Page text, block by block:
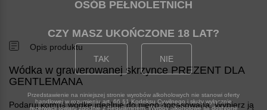
OSÓB PEŁNOLETNICH
CZY MASZ UKOŃCZONE 18 LAT
TAK NIE
Przedstawienie na niniejszej stronie wyrobów alkoholowych nie stanowi oferty
handlowej w rozumieniu art. 66 §1 Kodeksu Cywilnego i służy wyłącznie
rezerwacji towaru zgodnie zRegulaminem. Wyroby alkoholowe są dostępne
Opis produktu
Wódka w grawerowanej skrzynce PREZENT DLA
GENTLEMANA
Podaruj komuś wódkę idealnie do niego dopasowaną. Wybierz ją